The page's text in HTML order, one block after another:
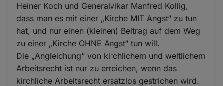
Heiner Koch und Generalvikar Manfred Kollig,
dass man es mit einer „Kirche MIT Angst“ zu tun
hat, und nur einen (kleinen) Beitrag auf dem Weg
zu einer „Kirche OHNE Angst“ tun will.
Die „Angleichung“ von kirchlichem und weltlichem
Arbeitsrecht ist nur zu erreichen, wenn das
kirchliche Arbeitsrecht ersatzlos gestrichen wird.